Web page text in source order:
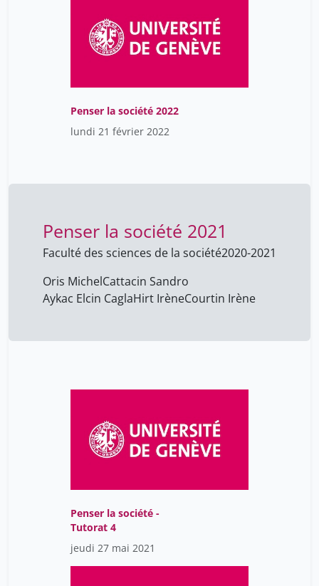
Penser la société 2022
lundi 21 février 2022
Penser la société 2021
Faculté des sciences de la société2020-2021
Oris MichelCattacin Sandro
Aykac Elcin CaglaHirt IrèneCourtin Irène
Penser la société -
Tutorat 4
jeudi 27 mai 2021